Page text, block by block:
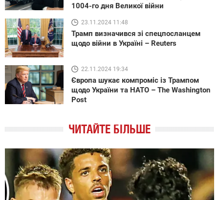
1004-го дня Великої війни
23.11.2024 11:48
Трамп визначився зі спецпосланцем
щодо війни в Україні – Reuters
22.11.2024 19:34
Європа шукає компроміс із Трампом
щодо України та НАТО – The Washington
Post
ЧИТАЙТЕ БІЛЬШЕ